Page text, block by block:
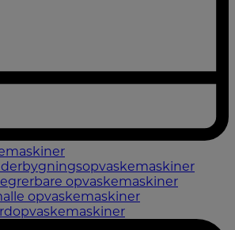
opvaskemaskiner
opvaskemaskiner